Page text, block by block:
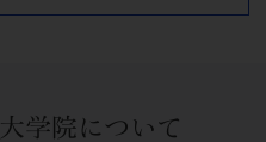
学院について